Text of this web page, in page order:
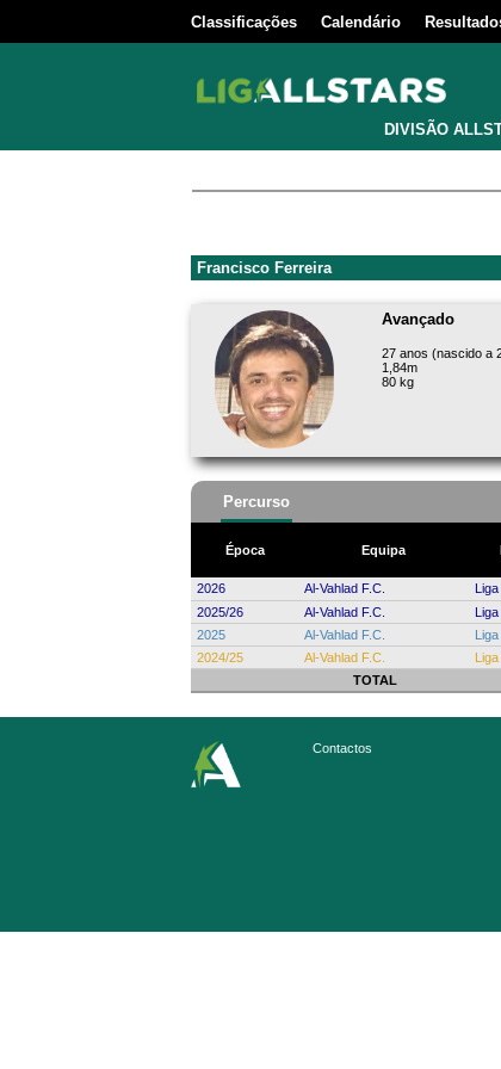
Classificações Calendário
DIVISÃO
Francisco Ferreira
Avançado
27 anos (nascido a
1,84m
80 kg
Percurso
Época Equipa
2026
Al-Vahlad F.C.
2025/26
Al-Vahlad F.C.
2025
Al-Vahlad F.C.
2024/25
Al-Vahlad F.C.
TOTAL
Contactos